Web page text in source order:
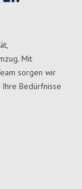
Mit
sorgen wir
Bedürfnisse